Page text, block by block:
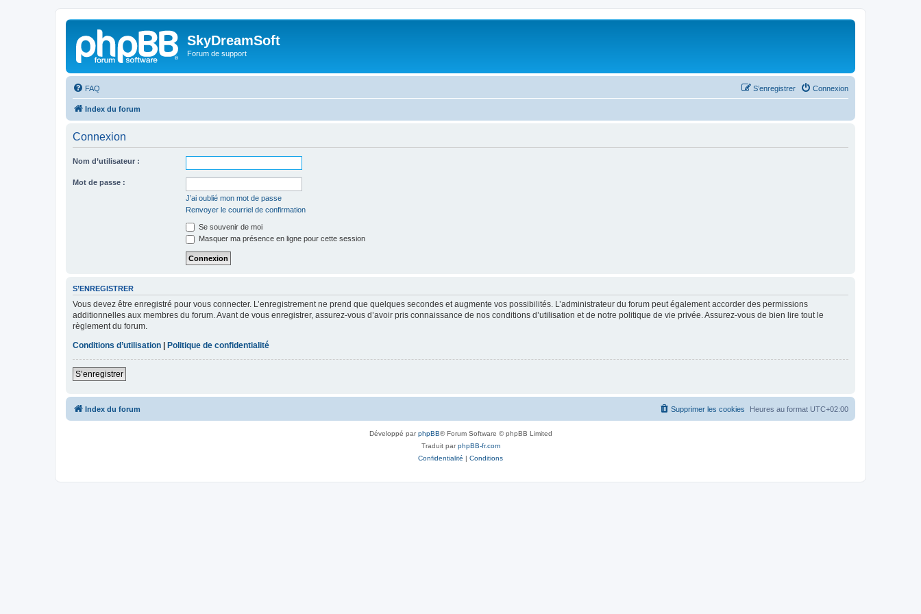
SkyDreamSoft
Forum de support
FAQ Connexion
S’enregistrer
Index du forum
Connexion
Nom d’utilisateur :
Mot de passe :
J’ai oublié mon mot de passe
Renvoyer le courriel de confirmation
Se souvenir de moi
Masquer ma présence en ligne pour cette session
S’ENREGISTRER
Vous devez être enregistré pour vous connecter. L’enregistrement ne prend que quelques secondes et augmente vos possibilités. L’administrateur du forum peut également accorder des permissions
additionnelles aux membres du forum. Avant de vous enregistrer, assurez-vous d’avoir pris connaissance de nos conditions d’utilisation et de notre politique de vie privée. Assurez-vous de bien lire tout le
règlement du forum.
Conditions d’utilisation
Politique de confidentialité
S’enregistrer
Index du forum Heures au format UTC+02:00
Supprimer les cookies
Développé parphpBB® Forum Software © phpBB Limited
Traduit parphpBB-fr.com
Confidentialité | Conditions